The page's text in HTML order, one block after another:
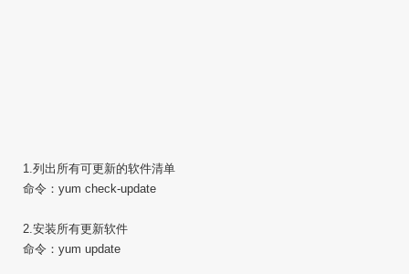
1.列出所有可更新的软件清单
命令：yum check-update
2.安装所有更新软件
命令：yum update